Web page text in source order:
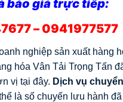
báo giá trực tiếp:
– 0941977577
nghiệp sản xuất hàng
hóa Vân Tải Trọng Tấn
vị tại đây. Dịch vụ
là số chuyến lưu hành